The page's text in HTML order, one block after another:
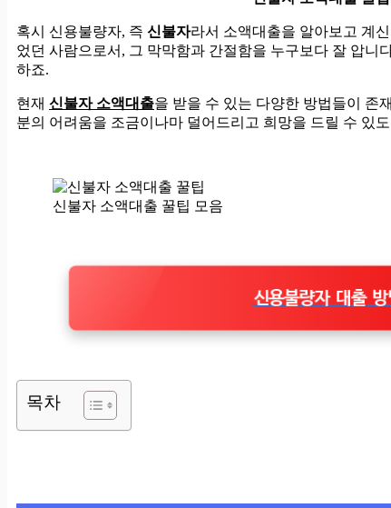
혹시 신용불량자, 즉 신불자라서 소액대출을 알아보고 계
었던 사람으로서, 그 막막함과 간절함을 누구보다 잘 압
하죠.
현재 신불자 소액대출을 받을 수 있는 다양한 방법들이 존
분의 어려움을 조금이나마 덜어드리고 희망을 드릴 수 있
신불자 소액대출 꿀팁 모음
신용불량자 대출 방
목차